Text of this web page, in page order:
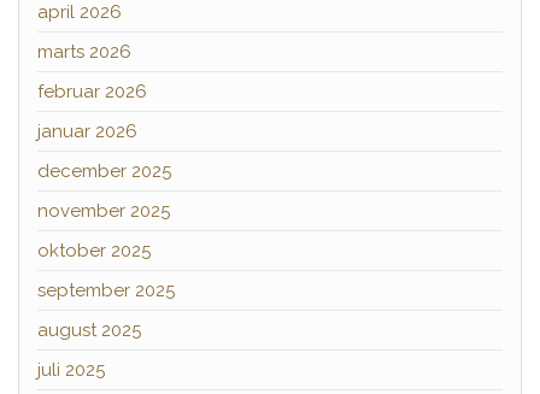
april 2026
marts 2026
februar 2026
januar 2026
december 2025
november 2025
oktober 2025
september 2025
august 2025
juli 2025